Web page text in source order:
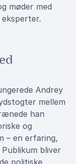
møder med
Andrey
mellem
han
og
– en erfaring,
bliver
politiske